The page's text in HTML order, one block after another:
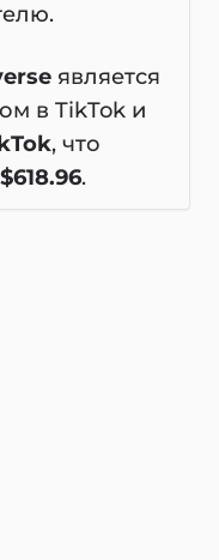
является
в TikTok и
, что
$618.96.